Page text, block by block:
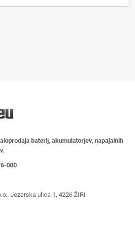
baterij, akumulatorjev, napajalnih
000
Jezerska ulica 1, 4226 ŽIRI